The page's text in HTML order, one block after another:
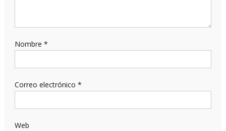
Nombre *
Correo electrónico *
Web